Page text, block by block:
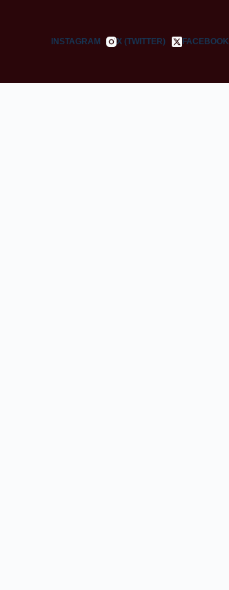
FACEBOOK
X (TWITTER)
INSTAGRAM